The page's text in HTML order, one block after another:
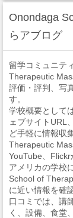
Onondaga
らアブログ
留学コミュニテ
Therapeutic
評価・評判、写
す。
学校概要として
ェブサイトURL
ど手軽に情報収
Therapeutic
YouTube、Flickr
アメリカの学校
School of
に近い情報を確
口コミでは、講
く、設備、食堂